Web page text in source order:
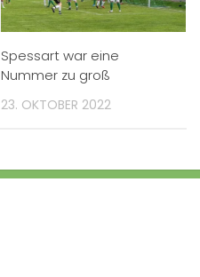
Spessart war eine
Nummer zu groß
23. OKTOBER 2022